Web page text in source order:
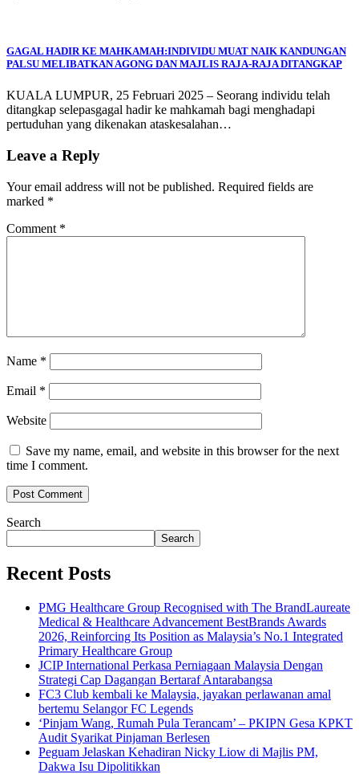
GAGAL HADIR KE MAHKAMAH:INDIVIDU MUAT NAIK KANDUNGAN
PALSU MELIBATKAN AGONG DAN MAJLIS RAJA-RAJA DITANGKAP
KUALA LUMPUR, 25 Februari 2025 – Seorang individu telah
ditangkap selepasgagal hadir ke mahkamah bagi menghadapi
pertuduhan yang dikenakan ataskesalahan…
Leave a Reply
Your email address will not be published. Required fields are
marked *
Comment *
Name *
Email *
Website
Save my name, email, and website in this browser for the next
time I comment.
Search
Search
Recent Posts
PMG Healthcare Group Recognised with The BrandLaureate
Medical & Healthcare Advancement BestBrands Awards
2026, Reinforcing Its Position as Malaysia’s No.1 Integrated
Primary Healthcare Group
JCIP International Perkasa Perniagaan Malaysia Dengan
Strategi Cap Dagangan Bertaraf Antarabangsa
FC3 Club kembali ke Malaysia, jayakan perlawanan amal
bertemu Selangor FC Legends
‘Pinjam Wang, Rumah Pula Terancam’ – PKIPN Gesa KPKT
Audit Syarikat Pinjaman Berlesen
Peguam Jelaskan Kehadiran Nicky Liow di Majlis PM,
Dakwa Isu Dipolitikkan